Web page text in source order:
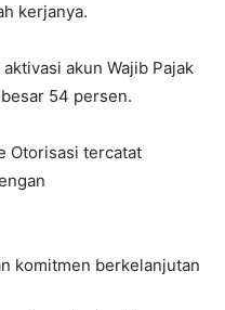
kerjanya.
akun Wajib Pajak
54 persen.
Otorisasi tercatat
komitmen berkelanjutan